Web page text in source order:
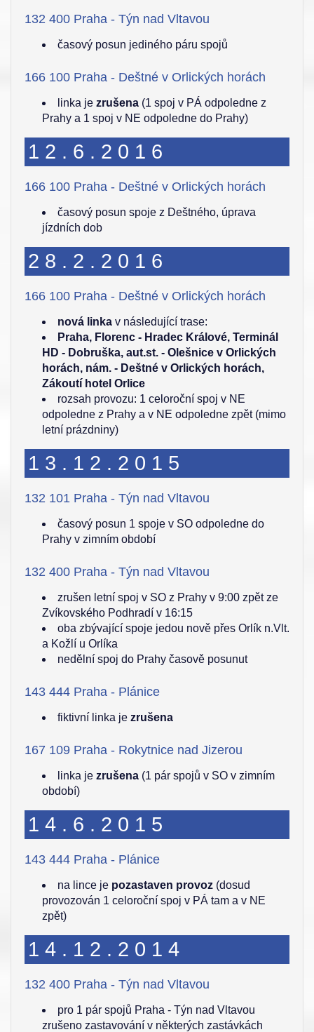
132 400 Praha - Týn nad Vltavou
časový posun jediného páru spojů
166 100 Praha - Deštné v Orlických horách
linka je zrušena (1 spoj v PÁ odpoledne z
Prahy a 1 spoj v NE odpoledne do Prahy)
12.6.2016
166 100 Praha - Deštné v Orlických horách
časový posun spoje z Deštného, úprava
jízdních dob
28.2.2016
166 100 Praha - Deštné v Orlických horách
nová linka v následující trase:
Praha, Florenc - Hradec Králové, Terminál
HD - Dobruška, aut.st. - Olešnice v Orlických
horách, nám. - Deštné v Orlických horách,
Zákoutí hotel Orlice
rozsah provozu: 1 celoroční spoj v NE
odpoledne z Prahy a v NE odpoledne zpět (mimo
letní prázdniny)
13.12.2015
132 101 Praha - Týn nad Vltavou
časový posun 1 spoje v SO odpoledne do
Prahy v zimním období
132 400 Praha - Týn nad Vltavou
zrušen letní spoj v SO z Prahy v 9:00 zpět ze
Zvíkovského Podhradí v 16:15
oba zbývající spoje jedou nově přes Orlík n.Vlt.
a Kožlí u Orlíka
nedělní spoj do Prahy časově posunut
143 444 Praha - Plánice
fiktivní linka je zrušena
167 109 Praha - Rokytnice nad Jizerou
linka je zrušena (1 pár spojů v SO v zimním
období)
14.6.2015
143 444 Praha - Plánice
na lince je pozastaven provoz (dosud
provozován 1 celoroční spoj v PÁ tam a v NE
zpět)
14.12.2014
132 400 Praha - Týn nad Vltavou
pro 1 pár spojů Praha - Týn nad Vltavou
zrušeno zastavování v některých zastávkách